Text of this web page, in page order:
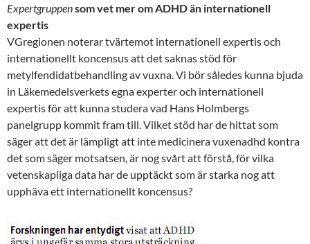
Expertgruppensom vet mer om ADHD än internationell
expertis
VGregionen noterar tvärtemot internationell expertis och
internationellt koncensus att det saknas stöd för
metylfendidatbehandling av vuxna. Vi bör således kunna bjuda
in Läkemedelsverkets egna experter och internationell
expertis för att kunna studera vad Hans Holmbergs
panelgrupp kommit fram till. Vilket stöd har de hittat som
säger att det är lämpligt att inte medicinera vuxenadhd kontra
det som säger motsatsen, är nog svårt att förstå, för vilka
vetenskapliga data har de upptäckt som är starka nog att
upphäva ett internationellt koncensus?